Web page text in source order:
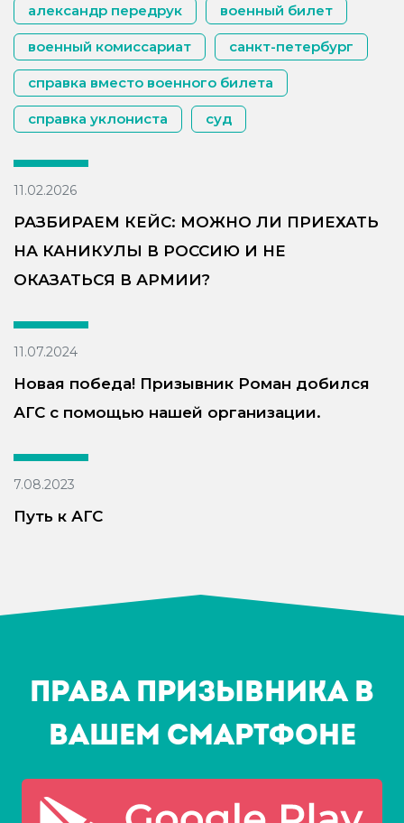
александр передрук военный билет
военный комиссариат санкт-петербург
справка вместо военного билета
справка уклониста суд
11.02.2026
РАЗБИРАЕМ КЕЙС: МОЖНО ЛИ ПРИЕХАТЬ
НА КАНИКУЛЫ В РОССИЮ И НЕ
ОКАЗАТЬСЯ В АРМИИ?
11.07.2024
Новая победа! Призывник Роман добился
АГС с помощью нашей организации.
7.08.2023
Путь к АГС
Права призывника в
Вашем смартфоне